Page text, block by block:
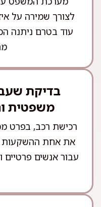
לצורך שמירה על
עוד בטרם ניתנה
בדיקת
משפטית
רכישת רכב, בפרט
את אחת ההשקעות
עבור אנשים